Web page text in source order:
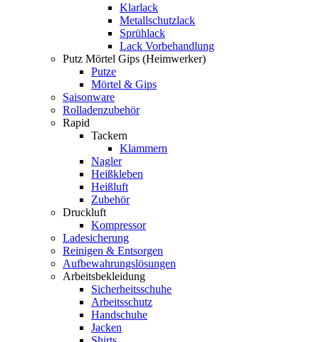
Klarlack
Metallschutzlack
Sprühlack
Lack Vorbehandlung
Putz Mörtel Gips (Heimwerker)
Putze
Mörtel & Gips
Saisonware
Rolladenzubehör
Rapid
Tackern
Klammern
Nagler
Heißkleben
Heißluft
Zubehör
Druckluft
Kompressor
Ladesicherung
Reinigen & Entsorgen
Aufbewahrungslösungen
Arbeitsbekleidung
Sicherheitsschuhe
Arbeitsschutz
Handschuhe
Jacken